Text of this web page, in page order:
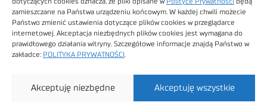
zamieszczane na Państwa urządzeniu końcowym. W każdej chwili możecie
Państwo zmienić ustawienia dotyczące plików cookies w przeglądarce
internetowej. Akceptacja niezbędnych plików cookies jest wymagana do
prawidłowego działania witryny. Szczegółowe informacje znajdą Państwo w
zakładce: POLITYKA PRYWATNOŚCI
Akceptuję wszystkie
Akceptuję niezbędne
Obrazy stockowe
autorstwa
Technologiczny